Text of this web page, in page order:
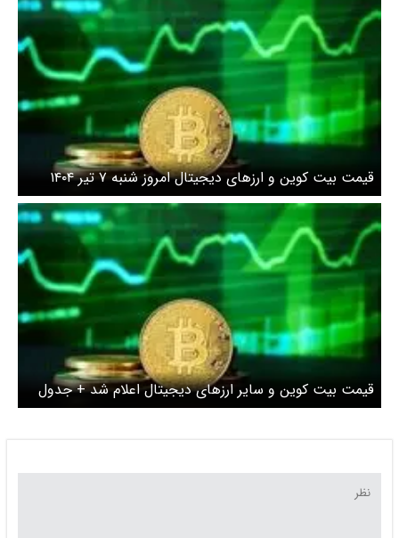
قیمت بیت کوین و ارز‌های دیجیتال امروز شنبه ۷ تیر ۱۴۰۴
اعلام شد + جدول
قیمت بیت کوین و سایر ارزهای دیجیتال اعلام شد + جدول